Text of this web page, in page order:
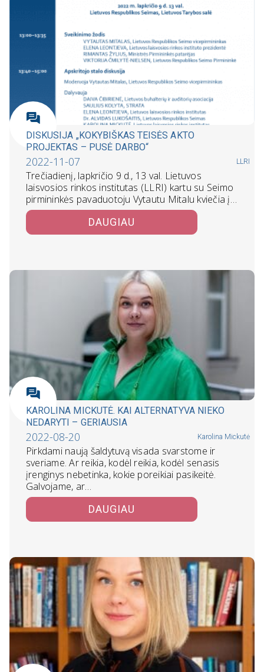
DISKUSIJA „KOKYBIŠKAS TEISĖS AKTO
PROJEKTAS – PUSĖ DARBO“
2022-11-07 LLRI
Trečiadienį, lapkričio 9 d., 13 val. Lietuvos
laisvosios rinkos institutas (LLRI) kartu su Seimo
pirmininkės pavaduotoju Vytautu Mitalu kviečia į…
DAUGIAU
KAROLINA MICKUTĖ. KAI ALTERNATYVA NIEKO
NEDARYTI – GERIAUSIA
2022-08-20 Karolina Mickutė
Pirkdami naują šaldytuvą visada svarstome ir
sveriame. Ar reikia, kodėl reikia, kodėl senasis
įrenginys nebetinka, kokie poreikiai pasikeitė.
Galvojame, ar…
DAUGIAU